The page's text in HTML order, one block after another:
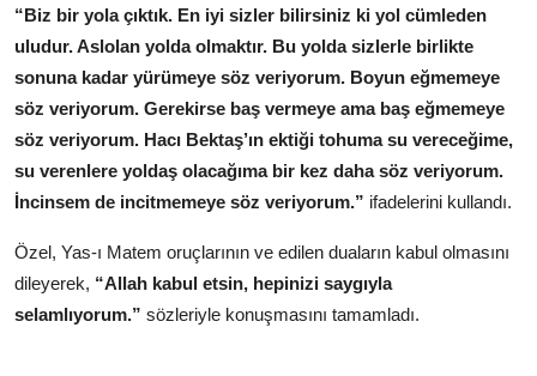
“Biz bir yola çıktık. En iyi sizler bilirsiniz ki yol cümleden
uludur. Aslolan yolda olmaktır. Bu yolda sizlerle birlikte
sonuna kadar yürümeye söz veriyorum. Boyun eğmemeye
söz veriyorum. Gerekirse baş vermeye ama baş eğmemeye
söz veriyorum. Hacı Bektaş’ın ektiği tohuma su vereceğime,
su verenlere yoldaş olacağıma bir kez daha söz veriyorum.
İncinsem de incitmemeye söz veriyorum.” ifadelerini kullandı.
Özel, Yas-ı Matem oruçlarının ve edilen duaların kabul olmasını
dileyerek, “Allah kabul etsin, hepinizi saygıyla
selamlıyorum.” sözleriyle konuşmasını tamamladı.